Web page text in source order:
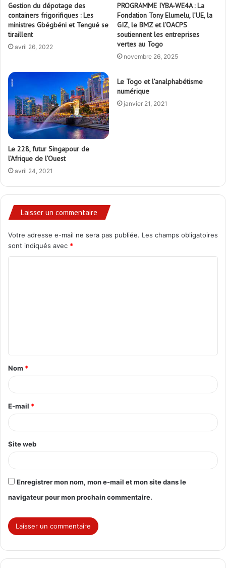
Gestion du dépotage des
containers frigorifiques : Les
ministres Gbégbéni et Tengué se
tiraillent
avril 26, 2022
PROGRAMME IYBA-WE4A : La
Fondation Tony Elumelu, l’UE, la
GIZ, le BMZ et l’OACPS
soutiennent les entreprises
vertes au Togo
novembre 26, 2025
Le 228, futur Singapour de
l’Afrique de l’Ouest
avril 24, 2021
Le Togo et l’analphabétisme
numérique
janvier 21, 2021
Laisser un commentaire
Votre adresse e-mail ne sera pas publiée. Les champs obligatoires
sont indiqués avec *
t
a
i
e
*
Nom *
E-mail *
Site web
Enregistrer mon nom, mon e-mail et mon site dans le
navigateur pour mon prochain commentaire.